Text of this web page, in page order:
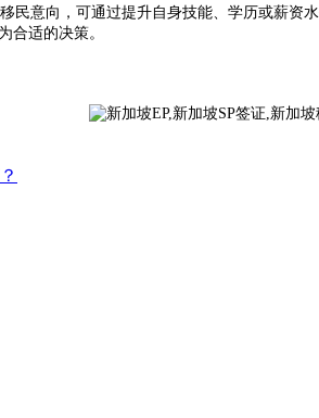
民意向，可通过提升自身技能、学历或薪
合适的决策。
©包图